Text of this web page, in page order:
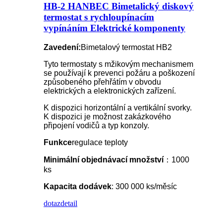
HB-2 HANBEC Bimetalický diskový
termostat s rychloupínacím
vypínáním Elektrické komponenty
Zavedení:Bimetalový termostat HB2
Tyto termostaty s mžikovým mechanismem
se používají k prevenci požáru a poškození
způsobeného přehřátím v obvodu
elektrických a elektronických zařízení.
K dispozici horizontální a vertikální svorky.
K dispozici je možnost zakázkového
připojení vodičů a typ konzoly.
Funkceregulace teploty
Minimální objednávací množství ：1000
ks
Kapacita dodávek: 300 000 ks/měsíc
dotazdetail